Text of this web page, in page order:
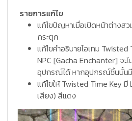
รายการแก้ไข
แก้ไขปัญหาเมื่อเปิดหน้าต่างสว
กระตุก
แก้ไขคำอธิบายไอเทม
NPC [Gacha Enchanter] จะ
อุปกรณ์ได้ หากอุปกรณ์ชิ้นนั้น
แก้ไขให้ Twisted Time Key
เสียง) สีแดง